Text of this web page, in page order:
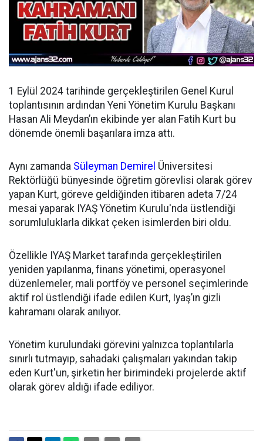
1 Eylül 2024 tarihinde gerçekleştirilen Genel Kurul
toplantısının ardından Yeni Yönetim Kurulu Başkanı
Hasan Ali Meydan’ın ekibinde yer alan Fatih Kurt bu
dönemde önemli başarılara imza attı.
Aynı zamanda Süleyman Demirel Üniversitesi
Rektörlüğü bünyesinde öğretim görevlisi olarak görev
yapan Kurt, göreve geldiğinden itibaren adeta 7/24
mesai yaparak IYAŞ Yönetim Kurulu'nda üstlendiği
sorumluluklarla dikkat çeken isimlerden biri oldu.
Özellikle IYAŞ Market tarafında gerçekleştirilen
yeniden yapılanma, finans yönetimi, operasyonel
düzenlemeler, mali portföy ve personel seçimlerinde
aktif rol üstlendiği ifade edilen Kurt, Iyaş’ın gizli
kahramanı olarak anılıyor.
Yönetim kurulundaki görevini yalnızca toplantılarla
sınırlı tutmayıp, sahadaki çalışmaları yakından takip
eden Kurt'un, şirketin her birimindeki projelerde aktif
olarak görev aldığı ifade ediliyor.